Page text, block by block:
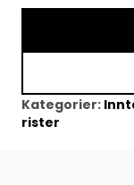
Kategorier:
rister